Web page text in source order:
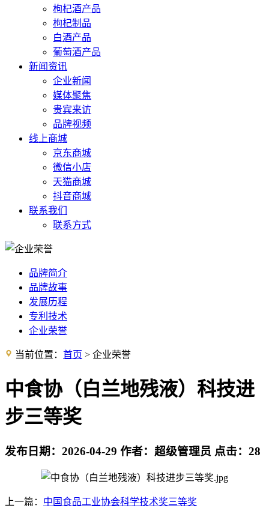
枸杞酒产品
枸杞制品
白酒产品
葡萄酒产品
新闻资讯
企业新闻
媒体聚焦
贵宾来访
品牌视频
线上商城
京东商城
微信小店
天猫商城
抖音商城
联系我们
联系方式
品牌简介
品牌故事
发展历程
专利技术
企业荣誉
当前位置： 首页 > 企业荣誉
中食协（白兰地残液）科技进
步三等奖
发布日期： 2026-04-29 作者： 超级管理员 点击： 28
上一篇： 中国食品工业协会科学技术奖三等奖